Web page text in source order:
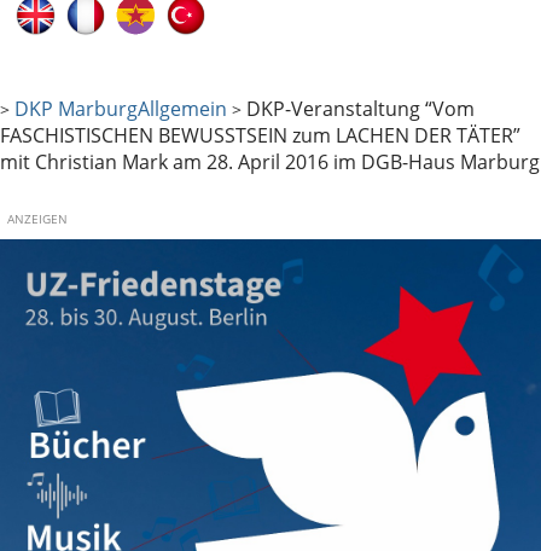
> DKP MarburgAllgemein > DKP-Veranstaltung “Vom
FASCHISTISCHEN BEWUSSTSEIN zum LACHEN DER TÄTER”
mit Christian Mark am 28. April 2016 im DGB-Haus Marburg
ANZEIGEN